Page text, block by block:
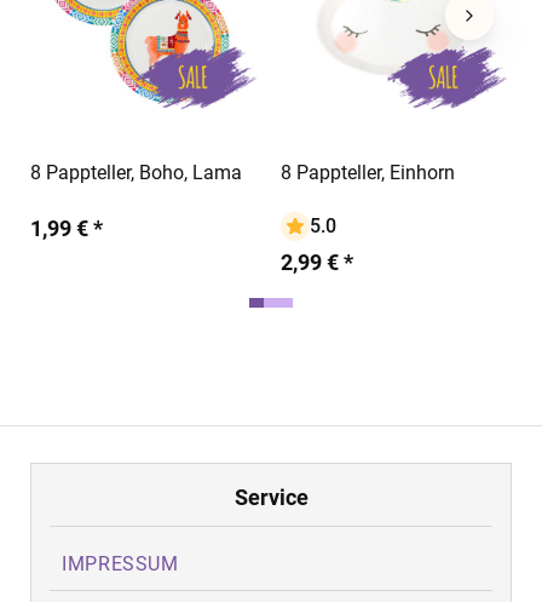
In den Warenkorb
8 Pappteller, Boho, Lama
1,99 € *
In den Warenkorb
8 Pappteller, Einhorn
5.0
2,99 € *
Service
IMPRESSUM